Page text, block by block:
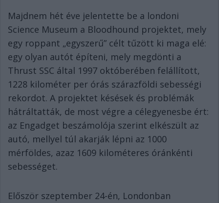
Majdnem hét éve jelentette be a londoni
Science Museum a Bloodhound projektet, mely
egy roppant „egyszerű” célt tűzött ki maga elé:
egy olyan autót építeni, mely megdönti a
Thrust SSC által 1997 októberében felállított,
1228 kilométer per órás szárazföldi sebességi
rekordot. A projektet késések és problémák
hátráltatták, de most végre a célegyenesbe ért:
az Engadget beszámolója szerint elkészült az
autó, mellyel túl akarják lépni az 1000
mérföldes, azaz 1609 kilométeres óránkénti
sebességet.
Először szeptember 24-én, Londonban